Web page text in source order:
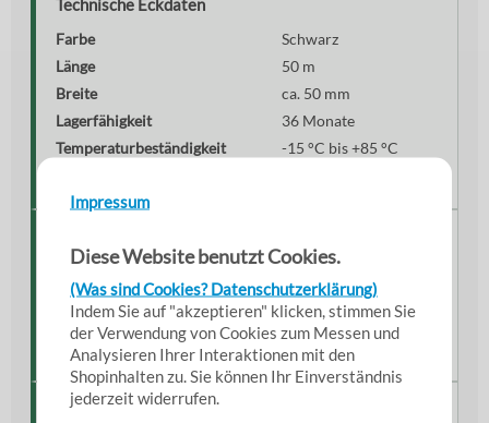
Impressum
Diese Website benutzt Cookies.
(Was sind Cookies? Datenschutzerklärung)
Indem Sie auf "akzeptieren" klicken, stimmen Sie
der Verwendung von Cookies zum Messen und
Analysieren Ihrer Interaktionen mit den
Shopinhalten zu. Sie können Ihr Einverständnis
jederzeit widerrufen.
Farbe
Schwarz
Länge
50 m
Breite
ca. 50 mm
Lagerfähigkeit
36 Monate
Temperaturbeständigkeit
-15 °C bis +85 °C
gleichmäßig aufbringen und fest andrücken. Für
optimale Haftung sollte die Verklebung ohne
Lufteinschlüsse erfolgen.
Einordnung & Einsatzkontext